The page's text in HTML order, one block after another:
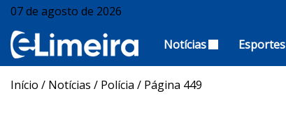
07 de agosto de 2026
Notícias Esportes
Início / Notícias / Polícia / Página 449